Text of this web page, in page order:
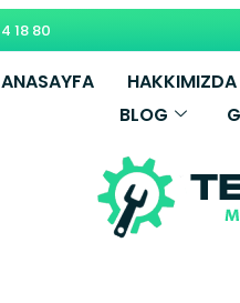
18 80
ANASAYFA HAKKIMIZDA
BLOG